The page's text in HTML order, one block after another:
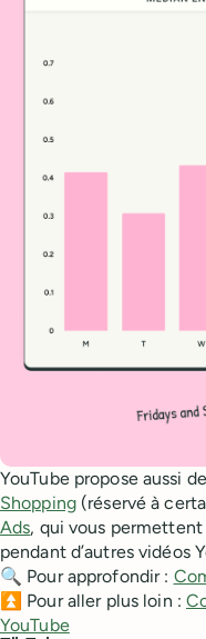
YouTube propose aussi
Shopping(réservé à
Ads, qui vous
pendant d’autres vidéos
🔍 Pour approfondir :
⏫ Pour aller plus loin :
YouTube